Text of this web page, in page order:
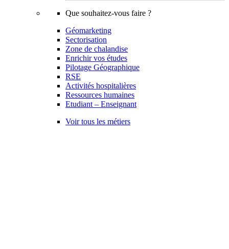
Que souhaitez-vous faire ?
Géomarketing
Sectorisation
Zone de chalandise
Enrichir vos études
Pilotage Géographique
RSE
Activités hospitalières
Ressources humaines
Etudiant – Enseignant
Voir tous les métiers